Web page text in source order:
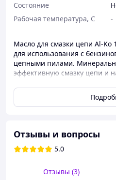
Состояние
Рабочая температура, С
-
Масло для смазки цепи Al-Ko
для использования с
цепными пилами.
эффективную смазку цепи
значительно продлевает
сохраняет стабильные
Подходит для всесезонного
стабильную работу
интенсивных нагрузках.
Конструктивные
Отзывы и вопросы
5.0
Отзывы (3)